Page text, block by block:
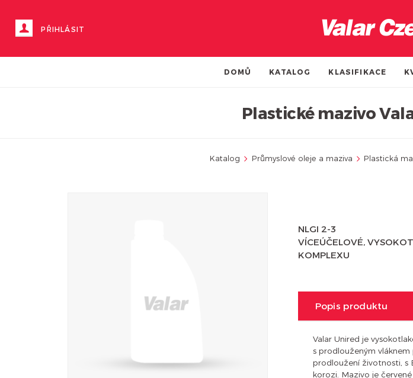
PŘIHLÁSIT
DOMŮ KATALOG KLASIFIKACE
Plastické mazivo
Katalog Průmyslové oleje a maziva Plastická
NLGI 2-3
VÍCEÚČELOVÉ,
KOMPLEXU
Popis produktu
Valar Unired je
s prodlouženým
prodloužení životnosti, s
korozi. Mazivo je červené